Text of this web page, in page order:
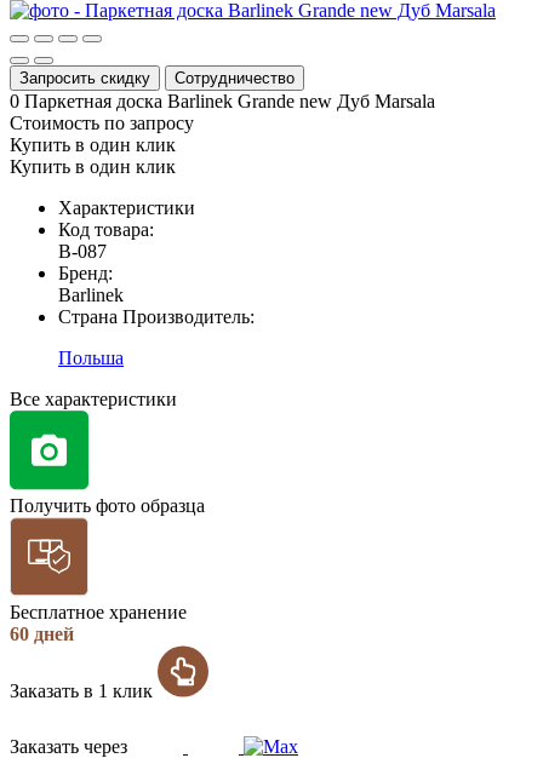
Запросить скидку Сотрудничество
0 Паркетная доска Barlinek Grande new Дуб Marsala
Стоимость по запросу
Купить в один клик
Купить в один клик
Характеристики
Код товара:
В-087
Бренд:
Barlinek
Страна Производитель:
Польша
Все характеристики
Получить фото образца
Бесплатное хранение
60 дней
Заказать в 1 клик
Заказать через